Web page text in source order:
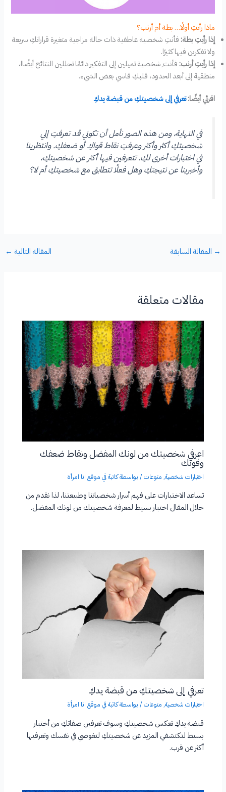
ماذا رأيتِ أولًا… بطة أم أرنب؟
إذا رأيتِ بطة: فأنتِ شخصية عاطفية ذات حالة مزاجية متغيرة قراراتكِ سريعة
ولا تفكرين فيها كثيرًا.
إذا رأيتِ أرنب: فأنت ِشخصية تميلين إلى التفكير دائمًا تحللين النتائج أيضًاا،
منطقية إلى أبعد الحدود، قلبكِ قاسي بعض الشيء.
اقرئي أيضًا:تعرفي إلى شخصيتكِ من قبضة يدكِ
في النهاية، ومن هذه الصور نأمل أن تكوني قد تعرفتِ إلي
شخصيتكِ أكثر وأكثر وعرفتِ نقاط قواكِ أو ضعفكِ. وانتظرينا
في اختبارات أخرى لكِ. تتعرفين فيها أكثر عن شخصيتكِ،
وأخبرينا عن نتيجتكِ وهل فعلًا تتطابق مع شخصيتكِ أم لا؟
→ المقالة السابقة المقالة التالية ←
مقالات متعلقة
اعرفي شخصيتك من لونك المفضل ونقاط ضعفك
وقوتك
اختبارات شخصية, منوعات/ بواسطةكاتبة في موقع انا امرأة
تساعد الاختبارات على فهم أسرار شخصياتنا وطبيعتنا، لذا نقدم من
خلال المقال اختبار بسيط لمعرفة شخصيتك من لونك المفضل.
تعرفي إلى شخصيتكِ من قبضة يدكِ
اختبارات شخصية, منوعات/ بواسطةكاتبة في موقع انا امرأة
قبضة يدكِ تعكس شخصيتكِ وسوف تعرفين صفاتكِ من أختبار
بسيط لتكتشفي المزيد عن شخصيتكِ لتغوصي في نفسك وتعرفيها
أكثر عن قرب.